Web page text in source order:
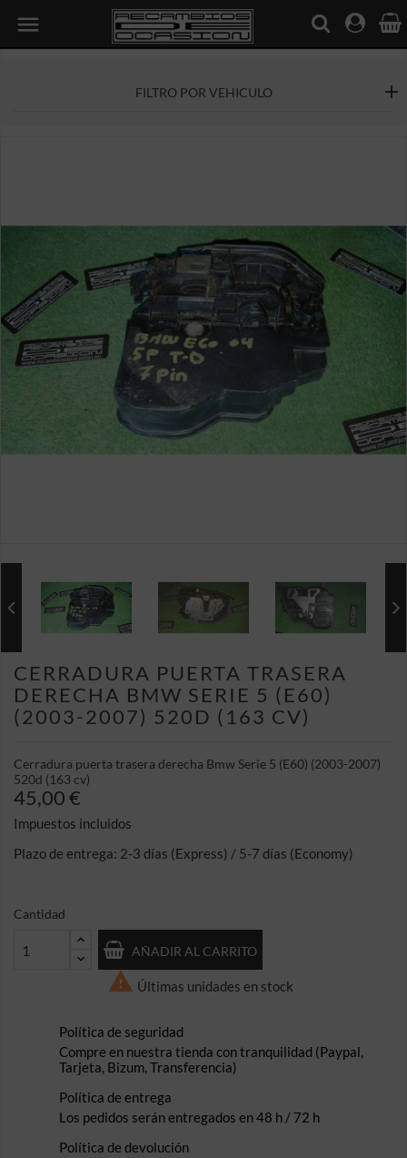

FILTRO POR VEHICULO
CERRADURA PUERTA TRASERA
DERECHA BMW SERIE 5 (E60)
(2003-2007) 520D (163 CV)
Cerradura puerta trasera derecha Bmw Serie 5 (E60) (2003-2007)
520d (163 cv)
45,00 €
Impuestos incluidos
Plazo de entrega: 2-3 días (Express) / 5-7 días (Economy)
Cantidad
AÑADIR AL CARRITO
 Últimas unidades en stock
Política de seguridad
Compre en nuestra tienda con tranquilidad (Paypal,
Tarjeta, Bizum, Transferencia)
Política de entrega
Los pedidos serán entregados en 48 h / 72 h
Política de devolución